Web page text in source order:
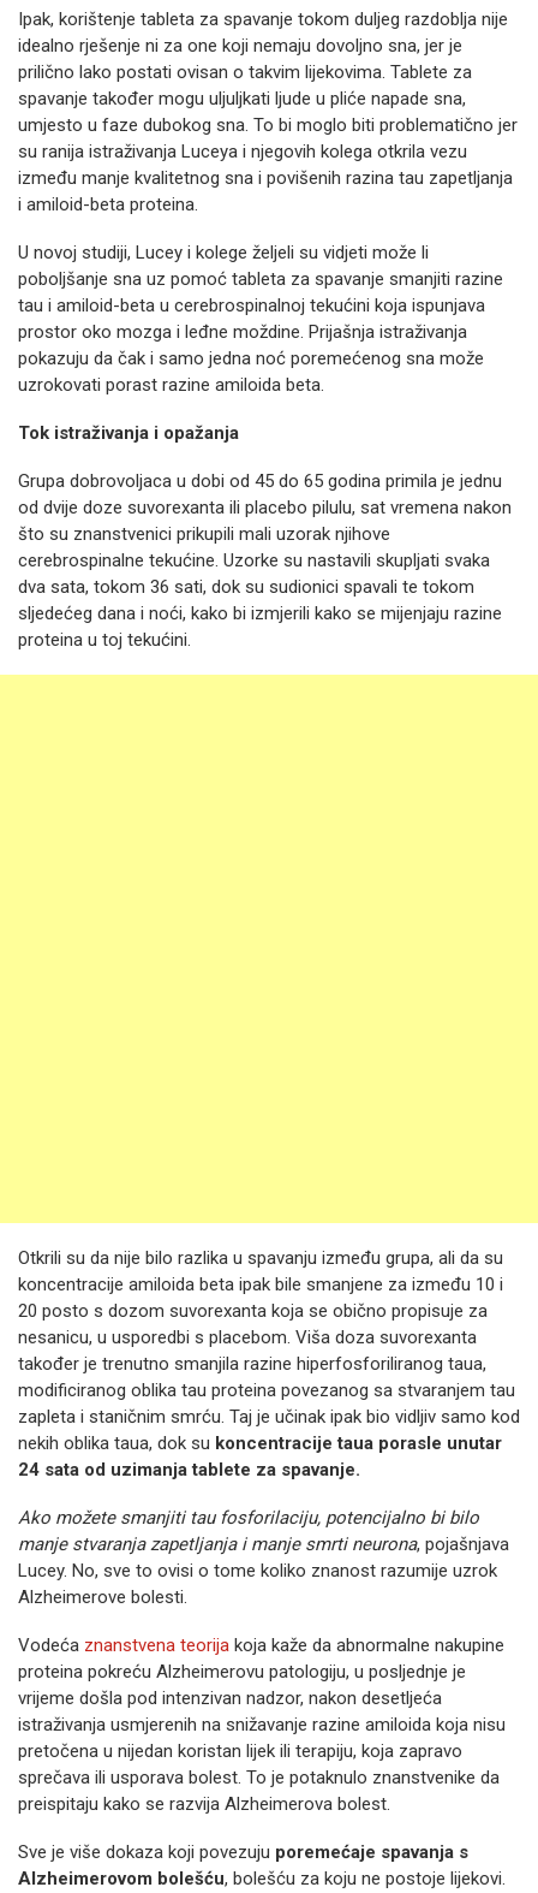
Ipak, korištenje tableta za spavanje tokom duljeg razdoblja nije
idealno rješenje ni za one koji nemaju dovoljno sna, jer je
prilično lako postati ovisan o takvim lijekovima. Tablete za
spavanje također mogu uljuljkati ljude u pliće napade sna,
umjesto u faze dubokog sna. To bi moglo biti problematično jer
su ranija istraživanja Luceya i njegovih kolega otkrila vezu
između manje kvalitetnog sna i povišenih razina tau zapetljanja
i amiloid-beta proteina.
U novoj studiji, Lucey i kolege željeli su vidjeti može li
poboljšanje sna uz pomoć tableta za spavanje smanjiti razine
tau i amiloid-beta u cerebrospinalnoj tekućini koja ispunjava
prostor oko mozga i leđne moždine. Prijašnja istraživanja
pokazuju da čak i samo jedna noć poremećenog sna može
uzrokovati porast razine amiloida beta.
Tok istraživanja i opažanja
Grupa dobrovoljaca u dobi od 45 do 65 godina primila je jednu
od dvije doze suvorexanta ili placebo pilulu, sat vremena nakon
što su znanstvenici prikupili mali uzorak njihove
cerebrospinalne tekućine. Uzorke su nastavili skupljati svaka
dva sata, tokom 36 sati, dok su sudionici spavali te tokom
sljedećeg dana i noći, kako bi izmjerili kako se mijenjaju razine
proteina u toj tekućini.
Otkrili su da nije bilo razlika u spavanju između grupa, ali da su
koncentracije amiloida beta ipak bile smanjene za između 10 i
20 posto s dozom suvorexanta koja se obično propisuje za
nesanicu, u usporedbi s placebom. Viša doza suvorexanta
također je trenutno smanjila razine hiperfosforiliranog taua,
modificiranog oblika tau proteina povezanog sa stvaranjem tau
zapleta i staničnim smrću. Taj je učinak ipak bio vidljiv samo kod
nekih oblika taua, dok su koncentracije taua porasle unutar
24 sata od uzimanja tablete za spavanje.
Ako možete smanjiti tau fosforilaciju, potencijalno bi bilo
manje stvaranja zapetljanja i manje smrti neurona, pojašnjava
Lucey. No, sve to ovisi o tome koliko znanost razumije uzrok
Alzheimerove bolesti.
Vodeća znanstvena teorija koja kaže da abnormalne nakupine
proteina pokreću Alzheimerovu patologiju, u posljednje je
vrijeme došla pod intenzivan nadzor, nakon desetljeća
istraživanja usmjerenih na snižavanje razine amiloida koja nisu
pretočena u nijedan koristan lijek ili terapiju, koja zapravo
sprečava ili usporava bolest. To je potaknulo znanstvenike da
preispitaju kako se razvija Alzheimerova bolest.
Sve je više dokaza koji povezuju poremećaje spavanja s
Alzheimerovom bolešću, bolešću za koju ne postoje lijekovi.